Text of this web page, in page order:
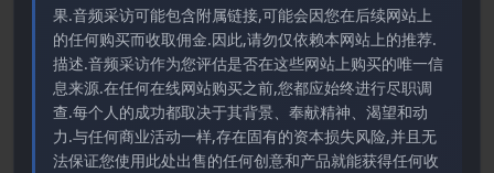
果.音频采访可能包含附属链接,可能会因您在后续网站上
的任何购买而收取佣金.因此,请勿仅依赖本网站上的推荐.
描述.音频采访作为您评估是否在这些网站上购买的唯一信
息来源.在任何在线网站购买之前,您都应始终进行尽职调
查.每个人的成功都取决于其背景、奉献精神、渴望和动
力.与任何商业活动一样,存在固有的资本损失风险,并且无
法保证您使用此处出售的任何创意和产品就能获得任何收